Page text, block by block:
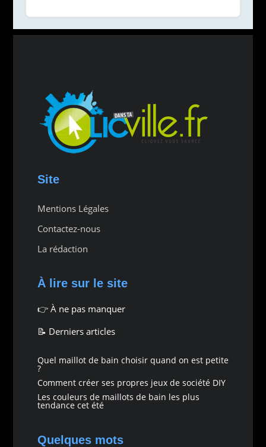
Site
Mentions Légales
Contactez-nous
La rédaction
À lire sur le site
👉 À ne pas manquer
📝 Derniers articles
Quel maillot de bain choisir quand on est petite
?
Comment créer ses propres jeux de société DIY
Les couleurs de maillots de bain les plus
tendance cet été
Quelques mots